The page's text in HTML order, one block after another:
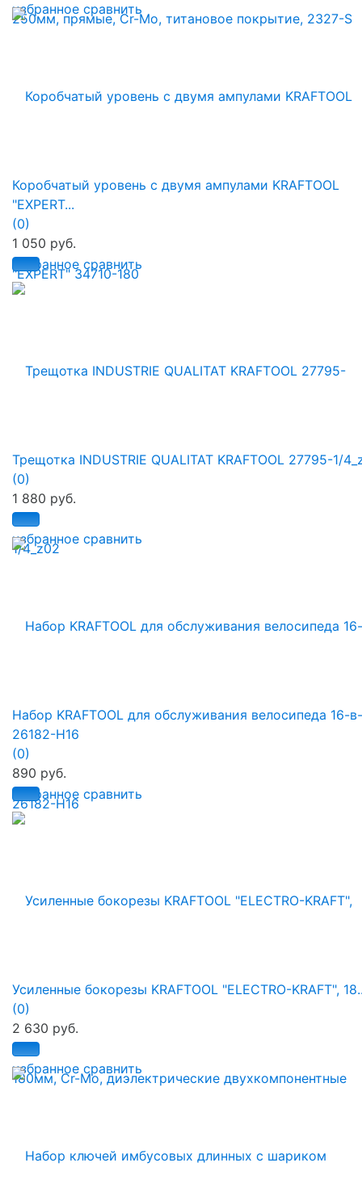
избранное сравнить
избранное сравнить
Коробчатый уровень с двумя ампулами KRAFTOOL
"EXPERT...
(0)
1 050 руб.
избранное сравнить
Трещотка INDUSTRIE QUALITAT KRAFTOOL 27795-1/
(0)
1 880 руб.
избранное сравнить
Набор KRAFTOOL для обслуживания велосипеда 16-
26182-H16
(0)
890 руб.
избранное сравнить
Усиленные бокорезы KRAFTOOL "ELECTRO-KRAFT",
(0)
2 630 руб.